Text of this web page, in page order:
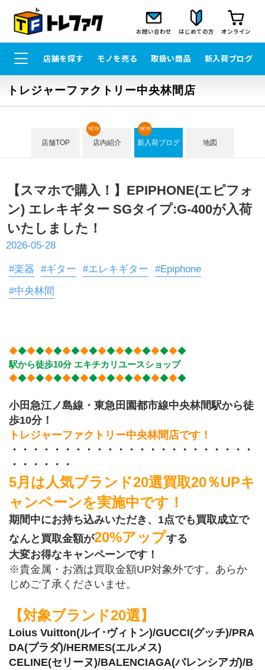
お問い合わせ はじめての方 オンライン
店舗を探す モノを売る 取扱い商品 新入荷ブログ
トレジャーファクトリー中央林間店
店舗TOP 店内紹介
NEW
新入荷ブログ
NEW
地図
【スマホで購入！】EPIPHONE(エピフォ
ン) エレキギター SGタイプ:G-400が入荷
いたしました！
2026-05-28
#楽器 #ギター #エレキギター
#Epiphone
#中央林間
◆◆◆◆◆◆◆◆◆◆◆◆◆◆◆◆◆◆◆◆
駅から徒歩10分 エキチカリユースショップ
◆◆◆◆◆◆◆◆◆◆◆◆◆◆◆◆◆◆◆◆
小田急江ノ島線・東急田園都市線中央林間駅から徒
歩10分！
トレジャーファクトリー中央林間店です！
・・・・・・・・・・・・・・・・・・・・・・・
・・・・・・
5月は人気ブランド20選買取20％UPキ
ャンペーンを実施中です！
期間中にお持ち込みいただき、1点でも買取成立で
なんと買取金額が20%アップする
大変お得なキャンペーンです！
※貴金属・お酒は買取金額UP対象外です。あらか
じめご了承くださいませ。
【対象ブランド20選】
Loius Vuitton(ルイ･ヴィトン)/GUCCI(グッチ)/PRA
DA(プラダ)/HERMES(エルメス)
CELINE(セリーヌ)/BALENCIAGA(バレンシアガ)/B